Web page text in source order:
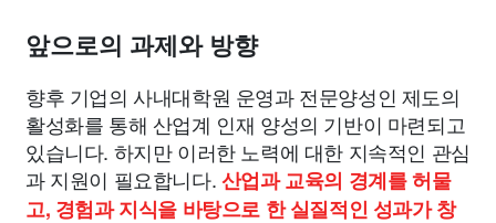
앞으로의 과제와 방향
향후 기업의 사내대학원 운영과 전문양성인 제도의
활성화를 통해 산업계 인재 양성의 기반이 마련되고
있습니다. 하지만 이러한 노력에 대한 지속적인 관심
과 지원이 필요합니다.산업과 교육의 경계를 허물
고, 경험과 지식을 바탕으로 한 실질적인 성과가 창